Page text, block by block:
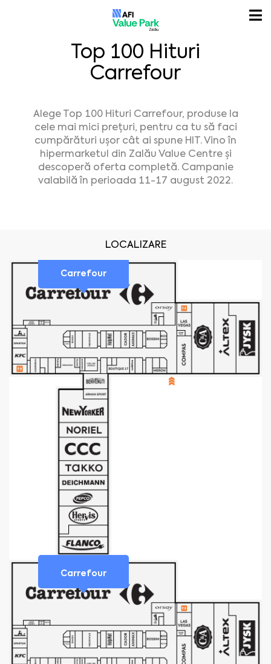
Top 100 Hituri
Carrefour
Alege Top 100 Hituri Carrefour, produse la
cele mai mici prețuri, pentru ca tu să faci
cumpărături ușor cât ai spune HIT. Vino în
hipermarketul din Zalău Value Centre și
descoperă oferta completă. Campanie
valabilă în perioada 11-17 august 2022.
LOCALIZARE
Carrefour
Carrefour